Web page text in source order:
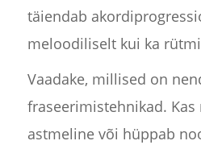
täiendab
meloodiliselt kui ka
Vaadake, millised on
fraseerimistehnikad.
astmeline või hüppab